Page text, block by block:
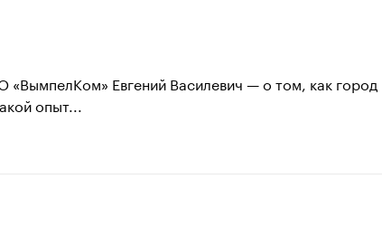
«ВымпелКом» Евгений Василевич — о том, как город
опыт...